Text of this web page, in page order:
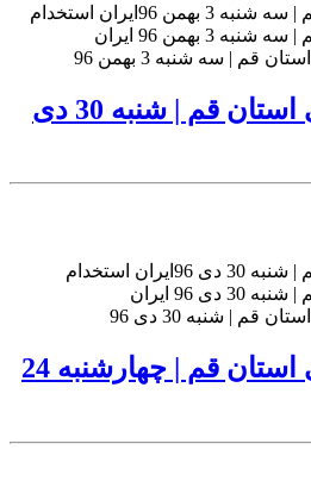
روزنامه استخدامی استان قم | سه شنبه 3 بهمن 96ایران استخدام
روزنامه استخدامی استان قم | سه شنبه 3 بهمن 96 ایران
قم | سه شنبه 3 بهمن 96
روزنامه استخدامی استان قم | شنبه 30 دی
روزنامه استخدامی استان قم | شنبه 30 دی 96ایران استخدام
روزنامه استخدامی استان قم | شنبه 30 دی 96 ایران
قم | شنبه 30 دی 96
روزنامه استخدامی استان قم | چهارشنبه 24